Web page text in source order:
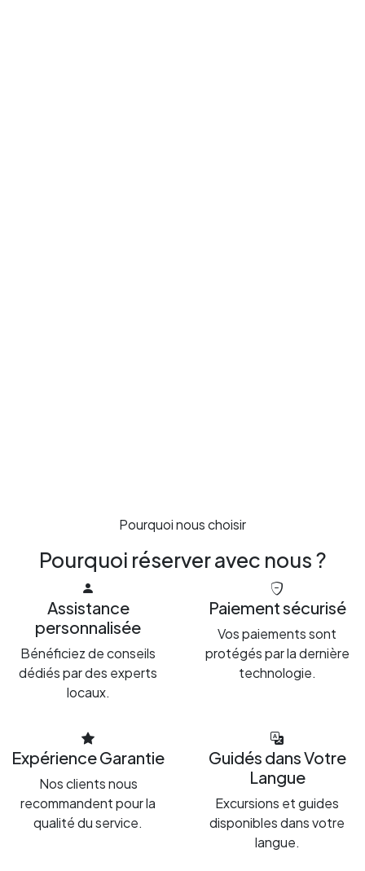
Pourquoi nous choisir
Pourquoi réserver avec nous ?
Assistance
personnalisée
Bénéficiez de conseils
dédiés par des experts
locaux.
Paiement sécurisé
Vos paiements sont
protégés par la dernière
technologie.
Expérience Garantie
Nos clients nous
recommandent pour la
qualité du service.
Guidés dans Votre
Langue
Excursions et guides
disponibles dans votre
langue.